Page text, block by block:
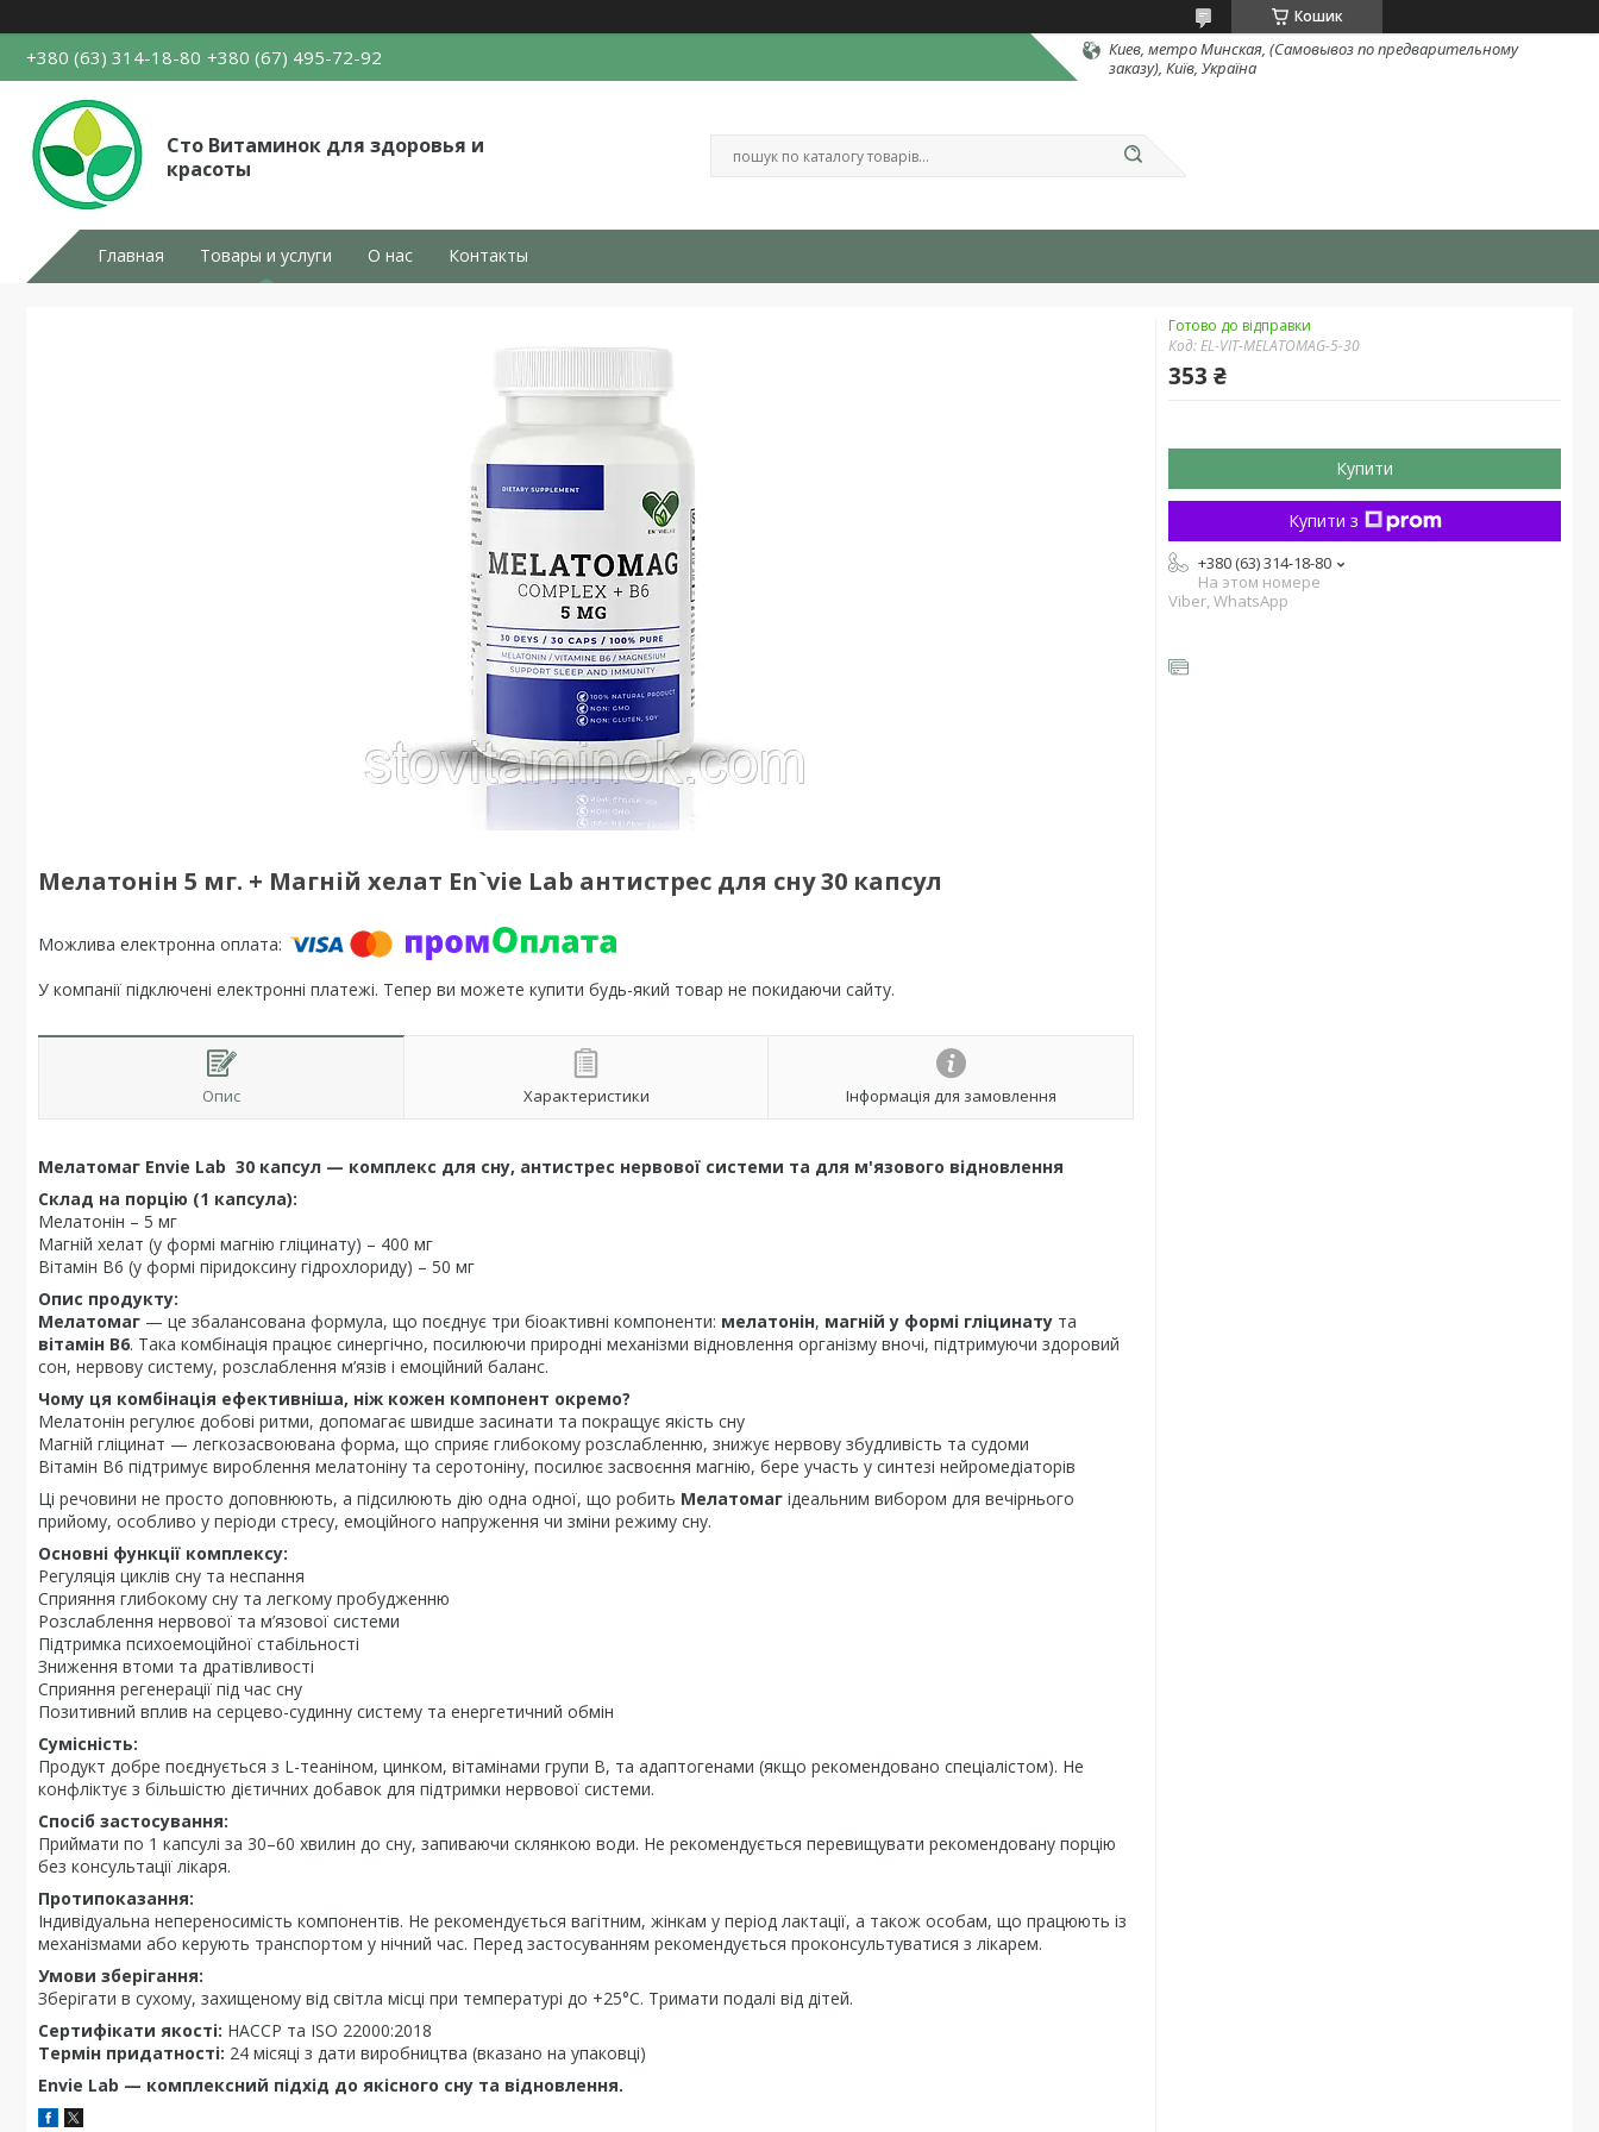
Кошик
+380 (63) 314-18-80 +380 (67) 495-72-92
Киев, метро Минская, (Самовывоз по предварительному
заказу), Київ, Україна
Сто Витаминок для здоровья и
красоты
Главная Товары и услуги О нас Контакты
Мелатонін 5 мг. + Магній хелат En`vie Lab антистрес для сну 30 капсул
У компанії підключені електронні платежі. Тепер ви можете купити будь-який товар не покидаючи сайту.
Опис Характеристики Інформація для замовлення
Мелатомаг Envie Lab 30 капсул — комплекс для сну, антистрес нервової системи та для м'язового відновлення
Склад на порцію (1 капсула):
Мелатонін – 5 мг
Магній хелат (у формі магнію гліцинату) – 400 мг
Вітамін B6 (у формі піридоксину гідрохлориду) – 50 мг
Опис продукту:
Мелатомаг — це збалансована формула, що поєднує три біоактивні компоненти: мелатонін, магній у формі гліцинату та
вітамін B6. Така комбінація працює синергічно, посилюючи природні механізми відновлення організму вночі, підтримуючи здоровий
сон, нервову систему, розслаблення м’язів і емоційний баланс.
Чому ця комбінація ефективніша, ніж кожен компонент окремо?
Мелатонін регулює добові ритми, допомагає швидше засинати та покращує якість сну
Магній гліцинат — легкозасвоювана форма, що сприяє глибокому розслабленню, знижує нервову збудливість та судоми
Вітамін B6 підтримує вироблення мелатоніну та серотоніну, посилює засвоєння магнію, бере участь у синтезі нейромедіаторів
Ці речовини не просто доповнюють, а підсилюють дію одна одної, що робить Мелатомаг ідеальним вибором для вечірнього
прийому, особливо у періоди стресу, емоційного напруження чи зміни режиму сну.
Основні функції комплексу:
Регуляція циклів сну та неспання
Сприяння глибокому сну та легкому пробудженню
Розслаблення нервової та м’язової системи
Підтримка психоемоційної стабільності
Зниження втоми та дратівливості
Сприяння регенерації під час сну
Позитивний вплив на серцево-судинну систему та енергетичний обмін
Сумісність:
Продукт добре поєднується з L-теаніном, цинком, вітамінами групи B, та адаптогенами (якщо рекомендовано спеціалістом). Не
конфліктує з більшістю дієтичних добавок для підтримки нервової системи.
Спосіб застосування:
Приймати по 1 капсулі за 30–60 хвилин до сну, запиваючи склянкою води. Не рекомендується перевищувати рекомендовану порцію
без консультації лікаря.
Протипоказання:
Індивідуальна непереносимість компонентів. Не рекомендується вагітним, жінкам у період лактації, а також особам, що працюють із
механізмами або керують транспортом у нічний час. Перед застосуванням рекомендується проконсультуватися з лікарем.
Умови зберігання:
Зберігати в сухому, захищеному від світла місці при температурі до +25°C. Тримати подалі від дітей.
Сертифікати якості: HACCP та ISO 22000:2018
Термін придатності: 24 місяці з дати виробництва (вказано на упаковці)
Envie Lab — комплексний підхід до якісного сну та відновлення.
Готово до відправки
Код:EL-VIT-MELATOMAG-5-30
353 ₴
Купити
Купити з
+380 (63) 314-18-80
На этом номере
Viber, WhatsApp